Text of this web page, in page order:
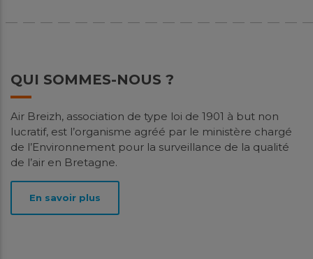
2026
Spatialisation des niveaux de PM10
et d’ammoniac à Saint-Malo
Études
(NH3) a déjà été mise en...
QUI SOMMES-NOUS ?
Air Breizh, association de type loi de 1901 à but non
lucratif, est l’organisme agréé par le ministère chargé
de l’Environnement pour la surveillance de la qualité
de l’air en Bretagne.
En savoir plus